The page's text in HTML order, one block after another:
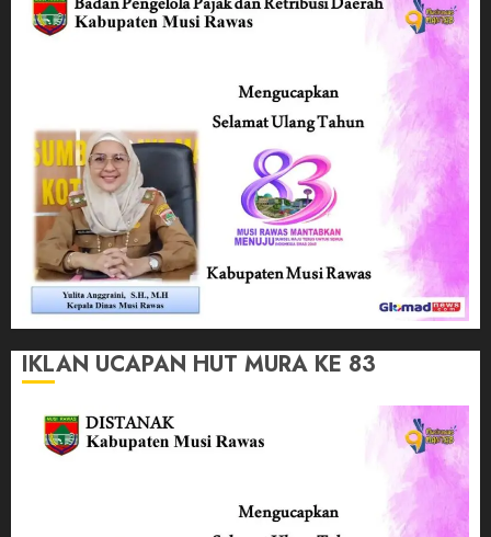
IKLAN UCAPAN HUT MURA KE 83